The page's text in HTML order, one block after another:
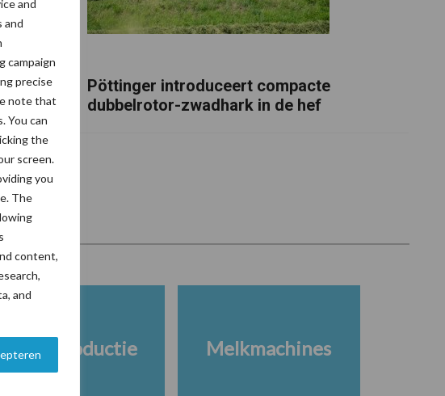
and
and
campaign
precise
note that
You can
the
screen.
you
The
content,
and
van
Pöttinger introduceert compacte
dubbelrotor-zwadhark in de hef
Melkproductie Melkmachines